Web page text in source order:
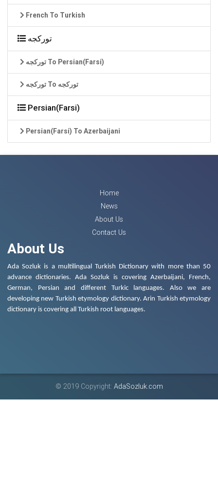
French To Turkish
تورکجه
تورکجه To Persian(Farsi)
تورکجه To تورکجه
Persian(Farsi)
Persian(Farsi) To Azerbaijani
Home
News
About Us
Contact Us
About Us
Ada Sozluk is a multilingual Turkish Dictionary with more than 50
advance dictionaries. Ada Sozluk is covering Azerbaijani, French,
German, Persian and different Turkic languages. Also we are
developing new Turkish etymology dictionary. Arin Turkish etymology
dictionary is covering all Turkish root languages.
© 2019 Copyright: AdaSozluk.com